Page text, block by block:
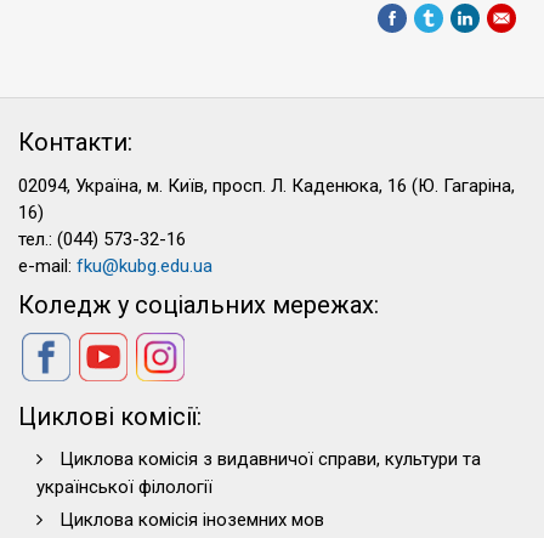
Контакти:
02094, Україна, м. Київ, просп. Л. Каденюка, 16 (Ю. Гагаріна,
16)
тел.: (044) 573-32-16
e-mail: fku@kubg.edu.ua
Коледж у соціальних мережах:
Циклові комісії:
Циклова комісія з видавничої справи, культури та
української філології
Циклова комісія іноземних мов